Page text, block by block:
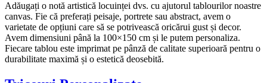
Adăugați o notă artistică locuinței dvs. cu ajutorul tablourilor noastre
canvas. Fie că preferați peisaje, portrete sau abstract, avem o
varietate de opțiuni care să se potrivească oricărui gust și decor.
Avem dimensiuni până la 100×150 cm și le putem personaliza.
Fiecare tablou este imprimat pe pânză de calitate superioară pentru o
durabilitate maximă și o estetică deosebită.